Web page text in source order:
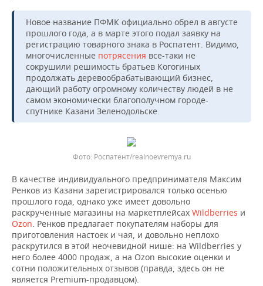
Новое название ПФМК официально обрел в августе
прошлого года, а в марте этого подал заявку на
регистрацию товарного знака в Роспатент. Видимо,
многочисленные потрясения все-таки не
сокрушили решимость братьев Когогиных
продолжать деревообрабатывающий бизнес,
дающий работу огромному количеству людей в не
самом экономически благополучном городе-
спутнике Казани Зеленодольске.
Роспатент/realnoevremya.ru
В качестве индивидуального предпринимателя Максим
Ренков из Казани зарегистрировался только осенью
прошлого года, однако уже имеет довольно
раскрученные магазины на маркетплейсах Wildberries и
Ozon. Ренков предлагает покупателям наборы для
приготовления настоек и чая, и довольно неплохо
раскрутился в этой неочевидной нише: на Wildberries у
него более 4000 продаж, а на Ozon высокие оценки и
сотни положительных отзывов (правда, здесь он не
является Premium-продавцом).